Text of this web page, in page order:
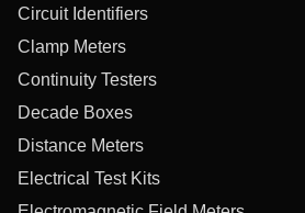
Circuit Identifiers
Clamp Meters
Continuity Testers
Decade Boxes
Distance Meters
Electrical Test Kits